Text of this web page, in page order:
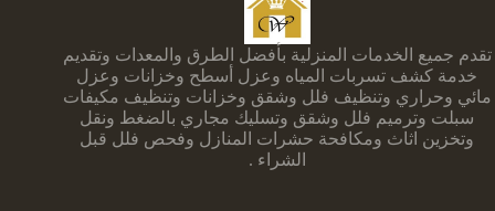
تقدم جميع الخدمات المنزلية بأفضل الطرق والمعدات وتقديم
خدمة كشف تسربات المياه وعزل أسطح وخزانات وعزل
مائي وحراري وتنظيف فلل وشقق وخزانات وتنظيف مكيفات
سبلت وترميم فلل وشقق وتسليك مجاري بالضغط ونقل
وتخزين اثاث ومكافحة حشرات المنازل وفحص فلل قبل
الشراء .